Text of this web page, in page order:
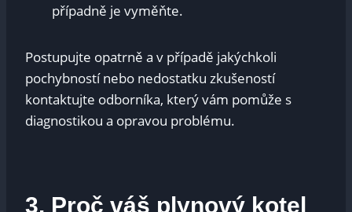
případně je vyměňte.
Postupujte opatrně a v případě jakýchkoli
pochybností nebo nedostatku zkušeností
kontaktujte odborníka, který vám pomůže s
diagnostikou a opravou problému.
3. Proč váš plynový kotel